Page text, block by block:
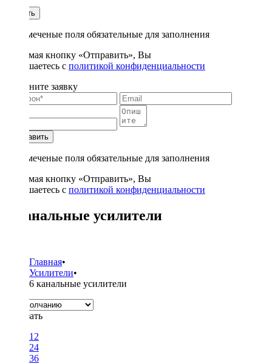
Купить
* - отмеченые поля обязательные для заполнения
Нажимая кнопку «Отправить», Вы
соглашаетесь с политикой конфиденциальности
Заполните заявку
Отправить
* - отмеченые поля обязательные для заполнения
Нажимая кнопку «Отправить», Вы
соглашаетесь с политикой конфиденциальности
6 канальные усилители
Главная•
Усилители•
6 канальные усилители
Показать
12
24
36